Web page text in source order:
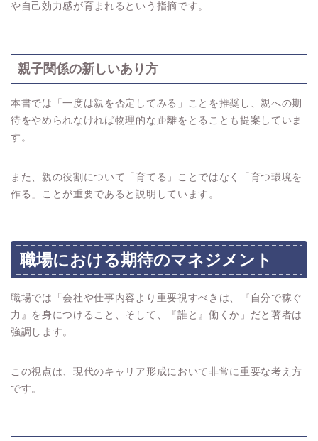
や自己効力感が育まれるという指摘です。
親子関係の新しいあり方
本書では「一度は親を否定してみる」ことを推奨し、親への期
待をやめられなければ物理的な距離をとることも提案していま
す。
また、親の役割について「育てる」ことではなく「育つ環境を
作る」ことが重要であると説明しています。
職場における期待のマネジメント
職場では「会社や仕事内容より重要視すべきは、『自分で稼ぐ
力』を身につけること、そして、『誰と』働くか」だと著者は
強調します。
この視点は、現代のキャリア形成において非常に重要な考え方
です。